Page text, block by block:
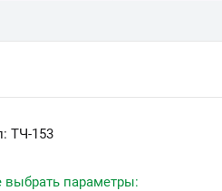
ТЧ-153
выбрать параметры: